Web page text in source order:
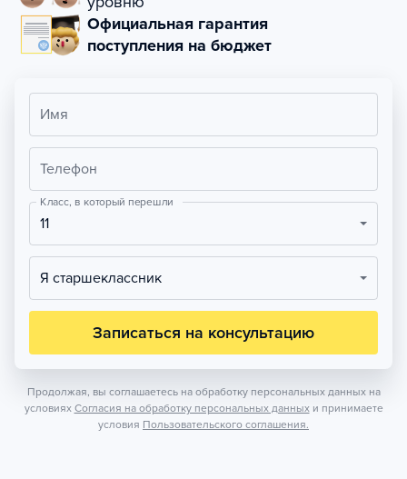
Официальная гарантия
поступления на бюджет
Имя
Телефон
Класс, в который перешли
11
Я старшеклассник
Записаться на консультацию
Продолжая, вы соглашаетесь на обработку персональных данных на
условиях Согласия на обработку персональных данных и принимаете
условия Пользовательского соглашения.